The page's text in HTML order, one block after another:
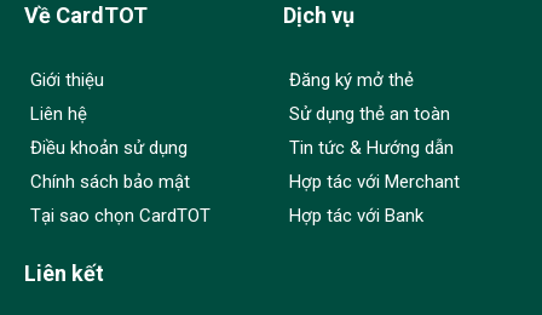
Về CardTOT
Giới thiệu
Liên hệ
Điều khoản sử dụng
Chính sách bảo mật
Tại sao chọn CardTOT
Dịch vụ
Đăng ký mở thẻ
Sử dụng thẻ an toàn
Tin tức & Hướng dẫn
Hợp tác với Merchant
Hợp tác với Bank
Liên kết